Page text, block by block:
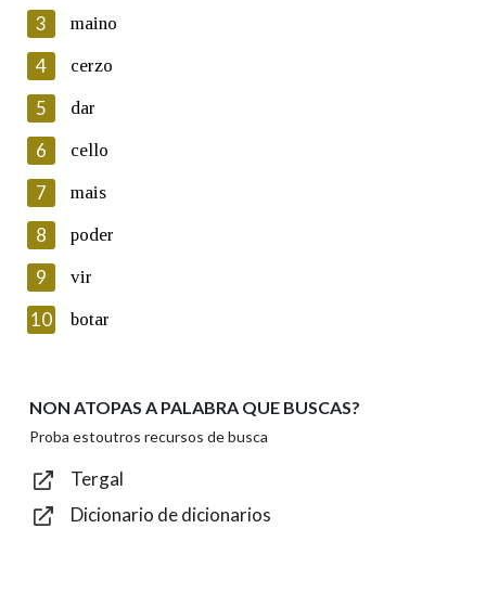
En cumprimento da normativa vixente en materia de
Protección de Datos de Carácter Persoal, a Real Academia
Galega informa a aqueles usuarios que faciliten o seu correo
electrónico, así como calquera outra información de carácter
persoal, que estes datos serán obxecto de tratamento
automatizado de carácter confidencial e incorporados aos seus
ficheiros informáticos. Así mesmo, os usuarios poderán exercer o
seu dereito de acceso, rectificación, oposición e cancelación dos
seus datos poñéndose en contacto connosco.
Lin e acepto as condicións da política de
Introduce o código que aparece na imaxe:
Texto de verificación
3 maino
4 cerzo
5 dar
6 cello
7 mais
8 poder
9 vir
10 botar
NON ATOPAS A PALABRA QUE BUSCAS?
Proba estoutros recursos de busca
Tergal
Dicionario de dicionarios